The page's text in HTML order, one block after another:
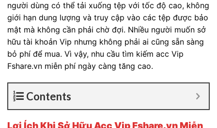
người dùng có thể tải xuống tệp với tốc độ cao, không
giới hạn dung lượng và truy cập vào các tệp được bảo
mật mà không cần phải chờ đợi. Nhiều người muốn sở
hữu tài khoản Vip nhưng không phải ai cũng sẵn sàng
bỏ phí để mua. Vì vậy, nhu cầu tìm kiếm acc Vip
Fshare.vn miễn phí ngày càng tăng cao.
Contents
Lợi Ích Khi Sở Hữu Acc Vip Fshare.vn Miễn